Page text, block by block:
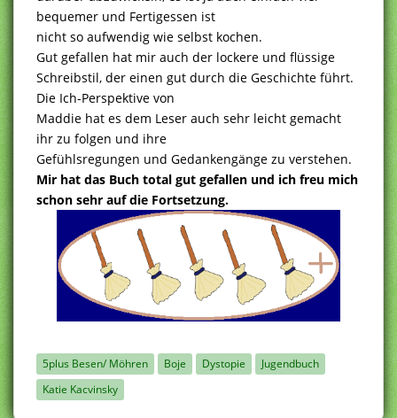
bequemer und Fertigessen ist
nicht so aufwendig wie selbst kochen.
Gut gefallen hat mir auch der lockere und flüssige
Schreibstil, der einen gut durch die Geschichte führt.
Die Ich-Perspektive von
Maddie hat es dem Leser auch sehr leicht gemacht
ihr zu folgen und ihre
Gefühlsregungen und Gedankengänge zu verstehen.
Mir hat das Buch total gut gefallen und ich freu mich
schon sehr auf die Fortsetzung.
5plus Besen/ Möhren Boje Dystopie
Jugendbuch
Katie Kacvinsky